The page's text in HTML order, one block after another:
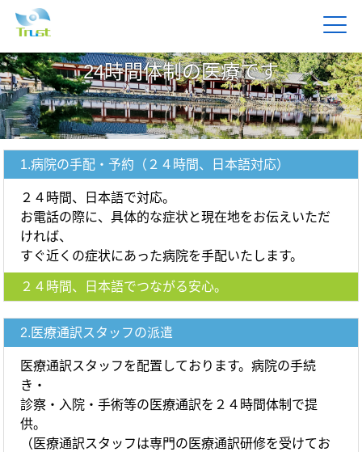
24時間体制の医療です
1.病院の手配・予約（２４時間、日本語対応）
２４時間、日本語で対応。
お電話の際に、具体的な症状と現在地をお伝えいただ
ければ、
すぐ近くの症状にあった病院を手配いたします。
２４時間、日本語でつながる安心。
2.医療通訳スタッフの派遣
医療通訳スタッフを配置しております。病院の手続
き・
診察・入院・手術等の医療通訳を２４時間体制で提
供。
（医療通訳スタッフは専門の医療通訳研修を受けてお